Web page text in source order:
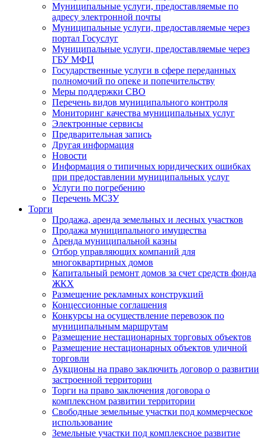
Муниципальные услуги, предоставляемые по
адресу электронной почты
Муниципальные услуги, предоставляемые через
портал Госуслуг
Муниципальные услуги, предоставляемые через
ГБУ МФЦ
Государственные услуги в сфере переданных
полномочий по опеке и попечительству
Меры поддержки СВО
Перечень видов муниципального контроля
Мониторинг качества муниципальных услуг
Электронные сервисы
Предварительная запись
Другая информация
Новости
Информация о типичных юридических ошибках
при предоставлении муниципальных услуг
Услуги по погребению
Перечень МСЗУ
Торги
Продажа, аренда земельных и лесных участков
Продажа муниципального имущества
Аренда муниципальной казны
Отбор управляющих компаний для
многоквартирных домов
Капитальный ремонт домов за счет средств фонда
ЖКХ
Размещение рекламных конструкций
Концессионные соглашения
Конкурсы на осуществление перевозок по
муниципальным маршрутам
Размещение нестационарных торговых объектов
Размещение нестационарных объектов уличной
торговли
Аукционы на право заключить договор о развитии
застроенной территории
Торги на право заключения договора о
комплексном развитии территории
Свободные земельные участки под коммерческое
использование
Земельные участки под комплексное развитие